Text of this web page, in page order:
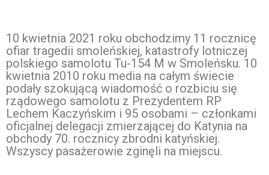
10 kwietnia 2021 roku obchodzimy 11 rocznicę
ofiar tragedii smoleńskiej, katastrofy lotniczej
polskiego samolotu Tu-154 M w Smoleńsku. 10
kwietnia 2010 roku media na całym świecie
podały szokującą wiadomość o rozbiciu się
rządowego samolotu z Prezydentem RP
Lechem Kaczyńskim i 95 osobami – członkami
oficjalnej delegacji zmierzającej do Katynia na
obchody 70. rocznicy zbrodni katyńskiej.
Wszyscy pasażerowie zginęli na miejscu.